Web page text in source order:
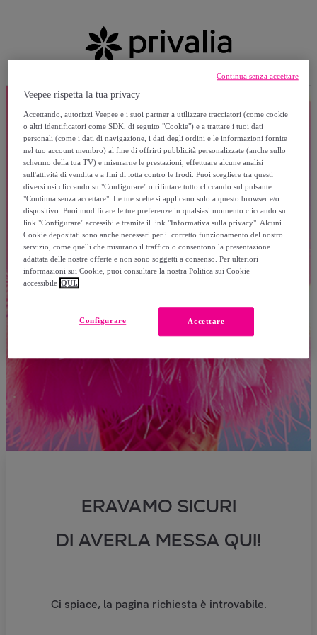
ERAVAMO SICURI
DI AVERLA MESSA QUI!
Ci spiace, la pagina richiesta è introvabile.
Veepee rispetta la tua privacy
Accettando, autorizzi Veepee e i suoi partner a utilizzare tracciatori (come cookie
o altri identificatori come SDK, di seguito "Cookie") e a trattare i tuoi dati
personali (come i dati di navigazione, i dati degli ordini e le informazioni fornite
nel tuo account membro) al fine di offrirti pubblicità personalizzate (anche sullo
schermo della tua TV) e misurarne le prestazioni, effettuare alcune analisi
sull'attività di vendita e a fini di lotta contro le frodi. Puoi scegliere tra questi
diversi usi cliccando su "Configurare" o rifiutare tutto cliccando sul pulsante
"Continua senza accettare". Le tue scelte si applicano solo a questo browser e/o
dispositivo. Puoi modificare le tue preferenze in qualsiasi momento cliccando sul
link "Configurare" accessibile tramite il link "Informativa sulla privacy". Alcuni
Cookie depositati sono anche necessari per il corretto funzionamento del nostro
servizio, come quelli che misurano il traffico o consentono la presentazione
adattata delle nostre offerte e non sono soggetti a consenso. Per ulteriori
informazioni sui Cookie, puoi consultare la nostra Politica sui Cookie
accessibile QUI.
Accettare
Configurare
Continua senza accettare